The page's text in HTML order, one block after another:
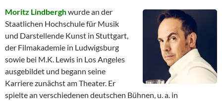
Moritz Lindberghwurde an der
Staatlichen Hochschule für Musik
und Darstellende Kunst in Stuttgart,
der Filmakademie in Ludwigsburg
sowie bei M.K. Lewis in Los Angeles
ausgebildet und begann seine
Karriere zunächst am Theater. Er
spielte an verschiedenen deutschen Bühnen, u. a. in